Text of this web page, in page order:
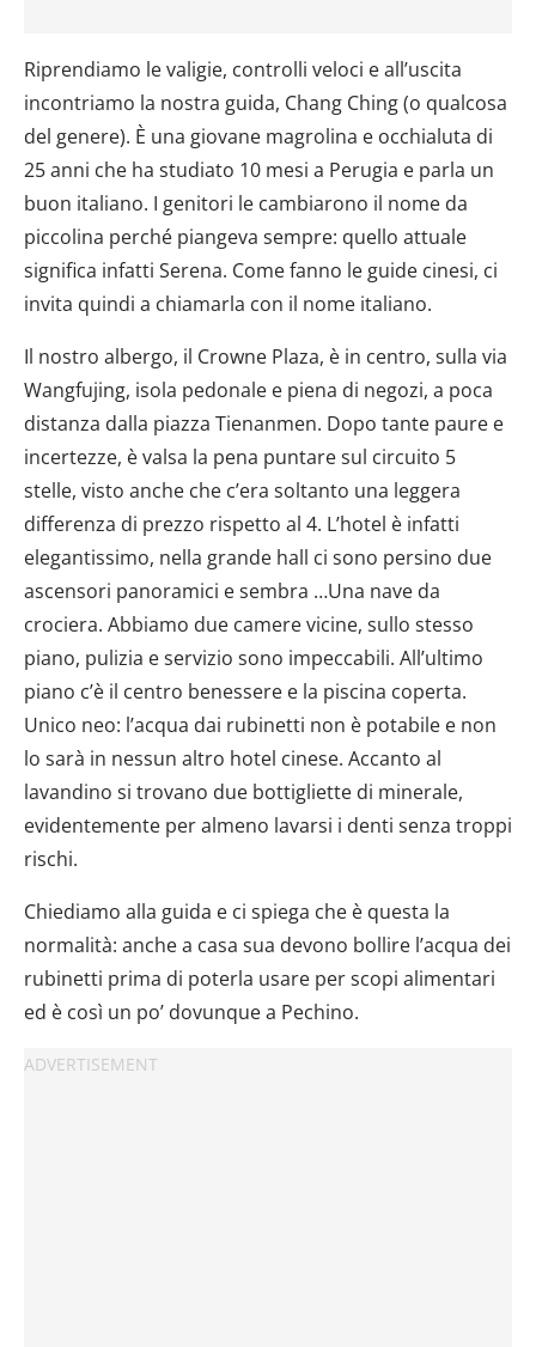
Riprendiamo le valigie, controlli veloci e all’uscita
incontriamo la nostra guida, Chang Ching (o qualcosa
del genere). È una giovane magrolina e occhialuta di
25 anni che ha studiato 10 mesi a Perugia e parla un
buon italiano. I genitori le cambiarono il nome da
piccolina perché piangeva sempre: quello attuale
significa infatti Serena. Come fanno le guide cinesi, ci
invita quindi a chiamarla con il nome italiano.
Il nostro albergo, il Crowne Plaza, è in centro, sulla via
Wangfujing, isola pedonale e piena di negozi, a poca
distanza dalla piazza Tienanmen. Dopo tante paure e
incertezze, è valsa la pena puntare sul circuito 5
stelle, visto anche che c’era soltanto una leggera
differenza di prezzo rispetto al 4. L’hotel è infatti
elegantissimo, nella grande hall ci sono persino due
ascensori panoramici e sembra …Una nave da
crociera. Abbiamo due camere vicine, sullo stesso
piano, pulizia e servizio sono impeccabili. All’ultimo
piano c’è il centro benessere e la piscina coperta.
Unico neo: l’acqua dai rubinetti non è potabile e non
lo sarà in nessun altro hotel cinese. Accanto al
lavandino si trovano due bottigliette di minerale,
evidentemente per almeno lavarsi i denti senza troppi
rischi.
Chiediamo alla guida e ci spiega che è questa la
normalità: anche a casa sua devono bollire l’acqua dei
rubinetti prima di poterla usare per scopi alimentari
ed è così un po’ dovunque a Pechino.